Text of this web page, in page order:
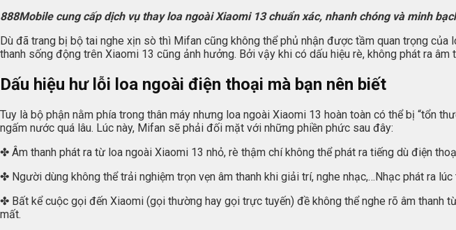
888Mobile cung cấp dịch vụ thay loa ngoài Xiaomi 13 chuẩn xác, nhanh chóng và minh
Dù đã trang bị bộ tai nghe xịn sò thì Mifan cũng không thể phủ nhận được tầm quan trọng
thanh sống động trên Xiaomi 13 cũng ảnh hưởng. Bởi vậy khi có dấu hiệu rè, không phát ra
Dấu hiệu hư lỗi loa ngoài điện thoại mà bạn nên biết
Tuy là bộ phận nằm phía trong thân máy nhưng loa ngoài Xiaomi 13 hoàn toàn có thể bị “tổn
ngấm nước quá lâu. Lúc này, Mifan sẽ phải đối mặt với những phiền phức sau đây:
✤ Âm thanh phát ra từ loa ngoài Xiaomi 13 nhỏ, rè thậm chí không thể phát ra tiếng dù điện
✤ Người dùng không thể trải nghiệm trọn vẹn âm thanh khi giải trí, nghe nhạc,…Nhạc phát ra
✤ Bất kể cuộc gọi đến Xiaomi (gọi thường hay gọi trực tuyến) đề không thể nghe rõ âm
mất.